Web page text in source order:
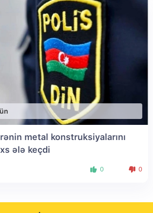
metal konstruksiyalarını
ələ keçdi
0 0